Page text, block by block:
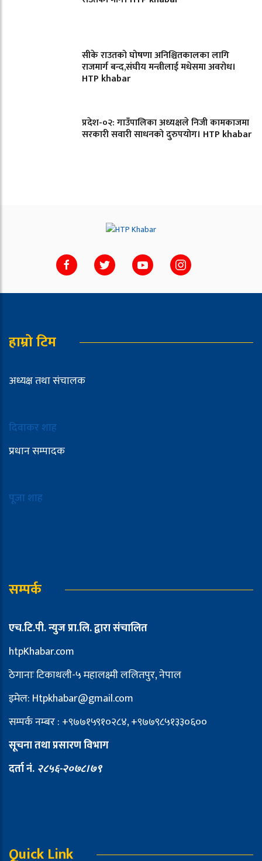
सीके राउतको घोषणा अनिश्चितकालका लागि
राजमार्ग बन्द,संघीय मन्त्रीलाई मधेसमा अवरोध।
HTP khabar
प्रदेश-०२: गाउँपालिका अध्यक्षले निजी कामकाजमा
सरकारी सवारी साधनको दुरुपयोग। HTP khabar
हाम्रो टिम
अध्यक्ष तथा संचालक
दिवाकर शाह
प्रधान सम्पादक
पूजा शाह
सम्पर्क
एच.टि.पी. न्युज प्रा.लि. द्वारा संचालित
htpKhabar.com
ठेगानाः टिकाथली-५ महालक्ष्मी ललितपुर, नेपाल
इमेल: Htpkhabar@gmail.com
सम्पर्क नम्बर : +९७७१५९१०२८४, +९७७९८५१३३०६००
सूचना तथा प्रसारण विभाग
दर्ता नं. २८५६-२०७८।७९
Quick Link